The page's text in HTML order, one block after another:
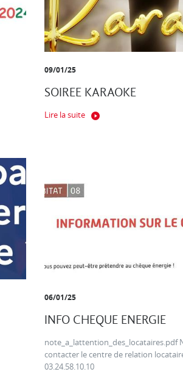
09/01/25
SOIREE KARAOKE
Lire la suite
06/01/25
INFO CHEQUE ENERGIE
note_a_lattention_des_locataires.pdf
contacter le centre de relation
03.24.58.10.10